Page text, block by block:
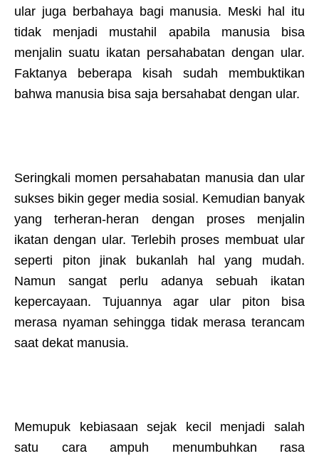
ular juga berbahaya bagi manusia. Meski hal itu
tidak menjadi mustahil apabila manusia bisa
menjalin suatu ikatan persahabatan dengan ular.
Faktanya beberapa kisah sudah membuktikan
bahwa manusia bisa saja bersahabat dengan ular.
Seringkali momen persahabatan manusia dan ular
sukses bikin geger media sosial. Kemudian banyak
yang terheran-heran dengan proses menjalin
ikatan dengan ular. Terlebih proses membuat ular
seperti piton jinak bukanlah hal yang mudah.
Namun sangat perlu adanya sebuah ikatan
kepercayaan. Tujuannya agar ular piton bisa
merasa nyaman sehingga tidak merasa terancam
saat dekat manusia.
Memupuk kebiasaan sejak kecil menjadi salah
satu cara ampuh menumbuhkan rasa